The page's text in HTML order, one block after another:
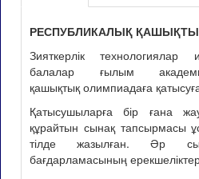
РЕСПУБЛИКАЛЫҚ
Зияткерлік технологиялар
балалар ғылым
қашықтық олимпиадаға
Қатысушыларға бір ғана
құрайтын сынақ тапсырмасы
тілде жазылған. Әр
бағдарламасының